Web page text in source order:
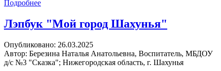
Подробнее
Лэпбук "Мой город Шахунья"
Опубликовано: 26.03.2025
Автор: Березина Наталья Анатольевна, Воспитатель, МБДОУ
д/с №3 "Сказка"; Нижегородская область, г. Шахунья